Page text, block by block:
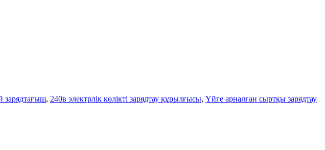
зарядтағыш, 240в электрлік көлікті зарядтау құрылғысы, Үйге арналған сыртқы зарядтау